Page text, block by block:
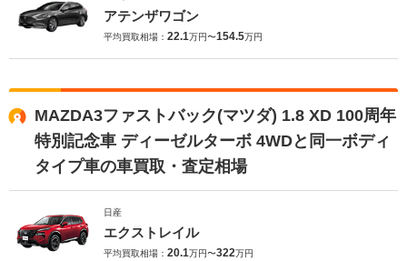
アテンザワゴン
平均買取相場： 22.1万円〜154.5万円
MAZDA3ファストバック(マツダ) 1.8 XD 100周年
特別記念車 ディーゼルターボ 4WDと同一ボディ
タイプ車の車買取・査定相場
日産
エクストレイル
平均買取相場： 20.1万円〜322万円